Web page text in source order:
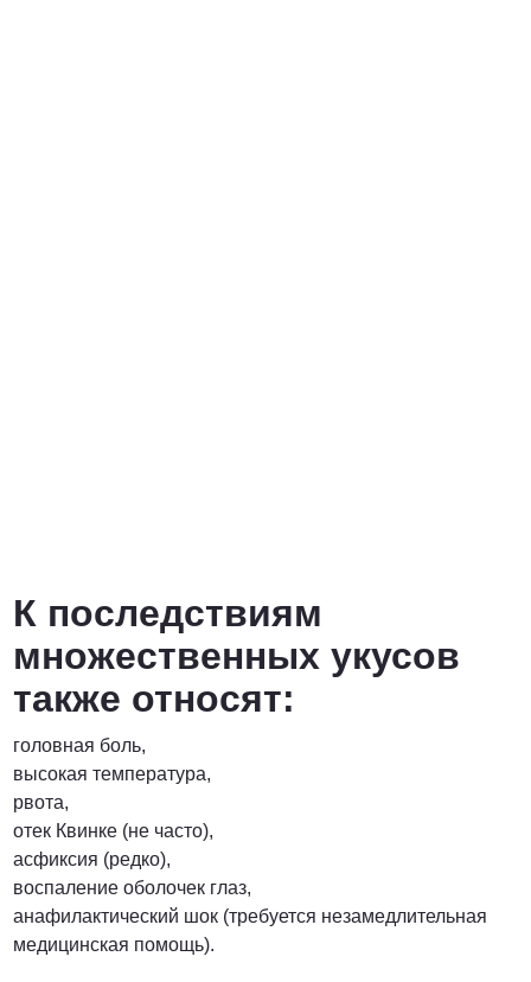
К последствиям
множественных укусов
также относят:
головная боль,
высокая температура,
рвота,
отек Квинке (не часто),
асфиксия (редко),
воспаление оболочек глаз,
анафилактический шок (требуется незамедлительная
медицинская помощь).